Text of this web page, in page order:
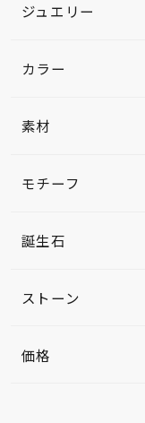
ジュエリー
カラー
素材
モチーフ
誕生石
ストーン
価格